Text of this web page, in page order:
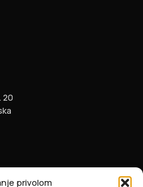
privolom
20